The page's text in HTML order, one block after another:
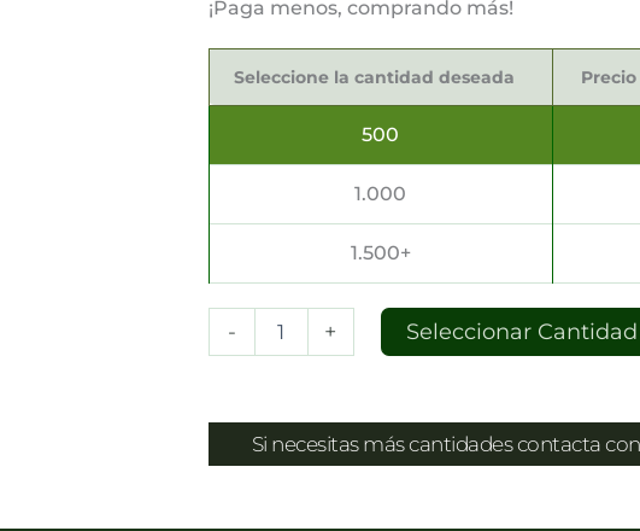
¡Paga menos, comprando más!
Seleccione la cantidad deseada
500
1.000
1.500+
-
Tarrinas
Ø9.8x1.6cm
+ Seleccionar Cantidad
Si necesitas más cantidades contacta